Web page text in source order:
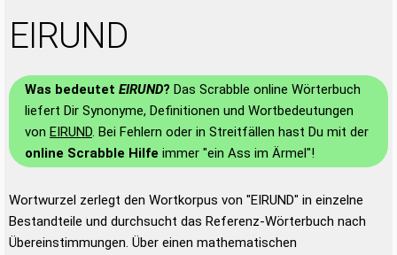
EIRUND
Was bedeutet EIRUND? Das Scrabble online Wörterbuch
liefert Dir Synonyme, Definitionen und Wortbedeutungen
von EIRUND. Bei Fehlern oder in Streitfällen hast Du mit der
online Scrabble Hilfe immer "ein Ass im Ärmel"!
Wortwurzel zerlegt den Wortkorpus von "EIRUND" in einzelne
Bestandteile und durchsucht das Referenz-Wörterbuch nach
Übereinstimmungen. Über einen mathematischen